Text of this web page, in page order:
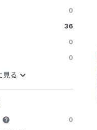
0
36
0
0
0